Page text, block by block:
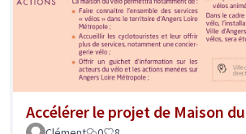
Accélérer le projet de Maison